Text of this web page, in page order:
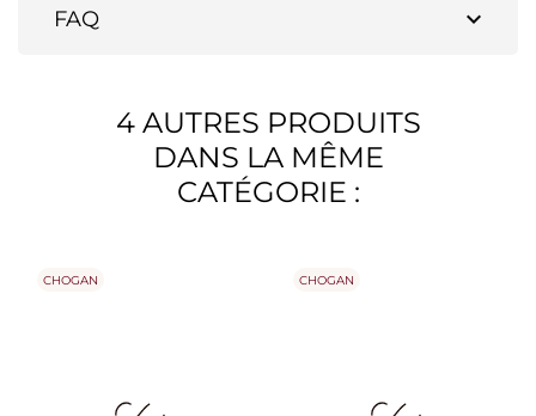
expand_more
FAQ
4 AUTRES PRODUITS
DANS LA MÊME
CATÉGORIE :
CHOGAN CHOGAN